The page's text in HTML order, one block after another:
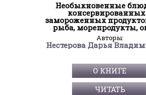
Необыкновенные
замороженных
рыба, морепродукты,
Авторы:
Нестерова Дарья
О КНИГЕ
ЧИТАТЬ